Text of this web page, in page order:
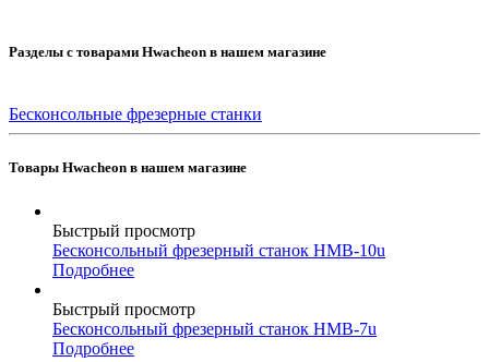
Разделы с товарами Hwacheon в нашем магазине
Бесконсольные фрезерные станки
Товары Hwacheon в нашем магазине
Быстрый просмотр
Бесконсольный фрезерный станок HMB-10u
Подробнее
Быстрый просмотр
Бесконсольный фрезерный станок HMB-7u
Подробнее